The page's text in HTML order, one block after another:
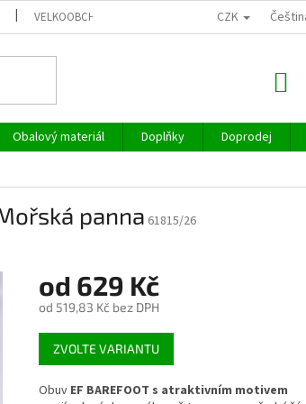
VELKOOBCHOD CZK
Obalový materiál Doplňky Doprodej
panna 61815/26
od 629 Kč
od 519,83 Kčbez DPH
Měrná
cena:
ZVOLTE VARIANTU
Obuv EF BAREFOOT s atraktivním motivem